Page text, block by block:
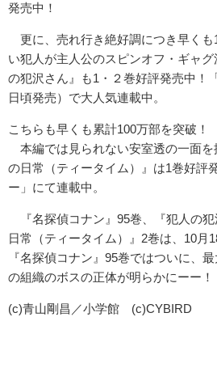
発売中！
更に、売れ行き絶好調につき早くも
い犯人が主人公のスピンオフ・ギャ
の犯沢さん』も1・２巻好評発売中！
日頃発売）で大人気連載中。
こちらも早くも累計100万部を突破！
本編では見られない安室透の一面を
の日常（ティータイム）』は1巻好評
ー」にて連載中。
『名探偵コナン』95巻、『犯人の
日常（ティータイム）』2巻は、10月
『名探偵コナン』95巻ではついに、
の組織のボスの正体が明らかにーー！
(c)青山剛昌／小学館 (c)CYBIRD